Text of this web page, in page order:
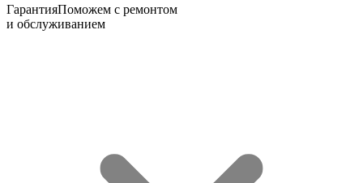
ГарантияПоможем с ремонтом
и обслуживанием